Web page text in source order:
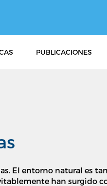
PUBLICACIONES
El entorno natural es
han surgido